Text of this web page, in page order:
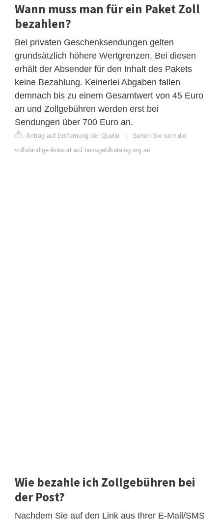
Wann muss man für ein Paket Zoll
bezahlen?
Bei privaten Geschenksendungen gelten
grundsätzlich höhere Wertgrenzen. Bei diesen
erhält der Absender für den Inhalt des Pakets
keine Bezahlung. Keinerlei Abgaben fallen
demnach bis zu einem Gesamtwert von 45 Euro
an und Zollgebühren werden erst bei
Sendungen über 700 Euro an.
Antrag auf Entfernung der Quelle | Sehen Sie sich die
vollständige Antwort auf bussgeldkatalog.org an
Wie bezahle ich Zollgebühren bei
der Post?
Nachdem Sie auf den Link aus Ihrer E-Mail/SMS